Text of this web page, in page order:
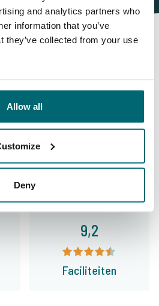
and analytics partners who
information that you’ve
they’ve collected from your use
Allow all
Deny
u bij The Carp
hebben ons al beoordeeld
9,2
Faciliteiten